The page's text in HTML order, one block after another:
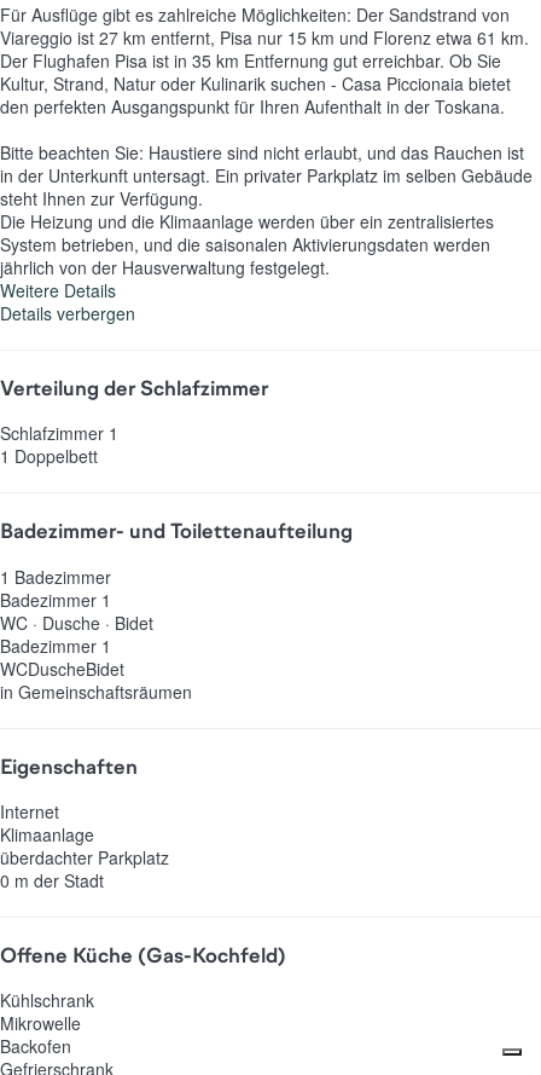
Für Ausflüge gibt es zahlreiche Möglichkeiten: Der Sandstrand von
Viareggio ist 27 km entfernt, Pisa nur 15 km und Florenz etwa 61 km.
Der Flughafen Pisa ist in 35 km Entfernung gut erreichbar. Ob Sie
Kultur, Strand, Natur oder Kulinarik suchen - Casa Piccionaia bietet
den perfekten Ausgangspunkt für Ihren Aufenthalt in der Toskana.
Bitte beachten Sie: Haustiere sind nicht erlaubt, und das Rauchen ist
in der Unterkunft untersagt. Ein privater Parkplatz im selben Gebäude
steht Ihnen zur Verfügung.
Die Heizung und die Klimaanlage werden über ein zentralisiertes
System betrieben, und die saisonalen Aktivierungsdaten werden
jährlich von der Hausverwaltung festgelegt.
Weitere Details
Details verbergen
Verteilung der Schlafzimmer
Schlafzimmer 1
1 Doppelbett
Badezimmer- und Toilettenaufteilung
1 Badezimmer
Badezimmer 1
WC · Dusche · Bidet
Badezimmer 1
WCDuscheBidet
in Gemeinschaftsräumen
Eigenschaften
Internet
Klimaanlage
überdachter Parkplatz
0 m der Stadt
Offene Küche (Gas-Kochfeld)
Kühlschrank
Mikrowelle
Backofen
Gefrierschrank